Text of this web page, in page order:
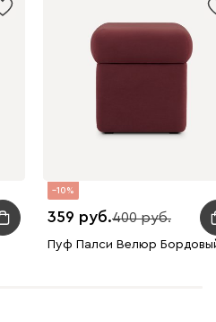
10
359 400
Пуф Палси Велюр